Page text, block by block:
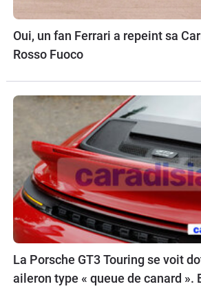
Oui, un fan Ferrari a repeint sa
Rosso Fuoco
La Porsche GT3 Touring se voit
aileron type « queue de canard ».